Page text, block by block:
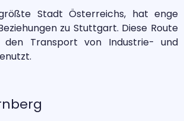
Stadt Österreichs, hat enge
zu Stuttgart. Diese Route
Transport von Industrie- und